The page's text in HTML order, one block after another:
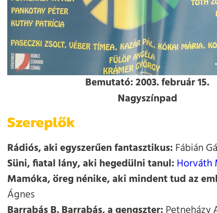
Bemutató: 2003. február 15.
Nagyszínpad
Szereplők
Rádiós, aki egyszerűen fantasztikus: Fábián
Süni, fiatal lány, aki hegedülni tanul: Horváth
Mamóka, öreg nénike, aki mindent tud az
Ágnes